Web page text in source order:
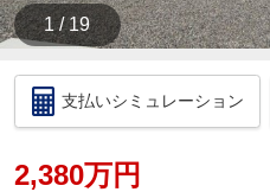
ら？
・いくらぐらいまで借り
くらになるの？
・車のローンがあっても
・自営業だけど大丈夫？
このような住宅購入に関
税金の控除、給付金のお話
1 / 19
支払いシミュレーション
2,380万円